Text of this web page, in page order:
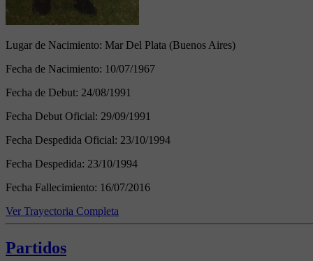
Lugar de Nacimiento: Mar Del Plata (Buenos Aires)
Fecha de Nacimiento: 10/07/1967
Fecha de Debut: 24/08/1991
Fecha Debut Oficial: 29/09/1991
Fecha Despedida Oficial: 23/10/1994
Fecha Despedida: 23/10/1994
Fecha Fallecimiento: 16/07/2016
Ver Trayectoria Completa
Partidos